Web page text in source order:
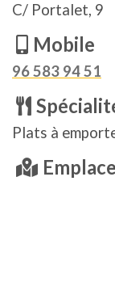
C/ Portalet, 9
Mobile
96 583 94 51
Plats à